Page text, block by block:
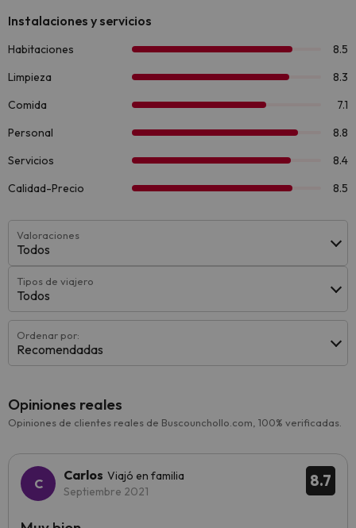
Valoraciones
Todos
Tipos de viajero
Todos
Ordenar por:
Recomendadas
Opiniones reales
Opiniones de clientes reales de Buscounchollo.com, 100% verificadas.
8.7
Carlos Viajó en familia
Septiembre 2021